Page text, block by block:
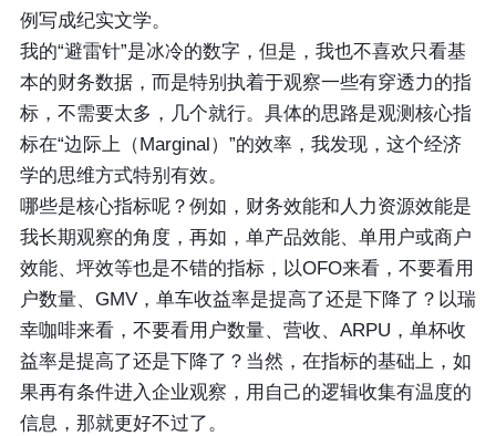
例写成纪实文学。
我的“避雷针”是冰冷的数字，但是，我也不喜欢只看基
本的财务数据，而是特别执着于观察一些有穿透力的指
标，不需要太多，几个就行。具体的思路是观测核心指
标在“边际上（Marginal）”的效率，我发现，这个经济
学的思维方式特别有效。
哪些是核心指标呢？例如，财务效能和人力资源效能是
我长期观察的角度，再如，单产品效能、单用户或商户
效能、坪效等也是不错的指标，以OFO来看，不要看用
户数量、GMV，单车收益率是提高了还是下降了？以瑞
幸咖啡来看，不要看用户数量、营收、ARPU，单杯收
益率是提高了还是下降了？当然，在指标的基础上，如
果再有条件进入企业观察，用自己的逻辑收集有温度的
信息，那就更好不过了。